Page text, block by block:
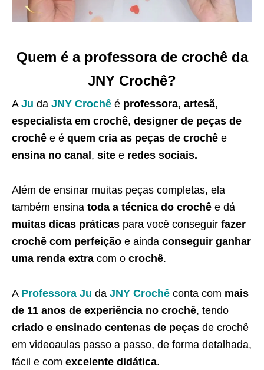
Quem é a professora de crochê da
JNY Crochê?
A Ju da JNY Crochê é professora, artesã,
especialista em crochê, designer de peças de
crochê e é quem cria as peças de crochê e
ensina no canal , site e redes sociais.
Além de ensinar muitas peças completas, ela
também ensina toda a técnica do crochê e dá
muitas dicas práticas para você conseguir fazer
crochê com perfeição e ainda conseguir ganhar
uma renda extra com o crochê.
A Professora Ju da JNY Crochê conta com mais
de 11 anos de experiência no crochê, tendo
criado e ensinado centenas de peças de crochê
em videoaulas passo a passo, de forma detalhada,
fácil e com excelente didática.